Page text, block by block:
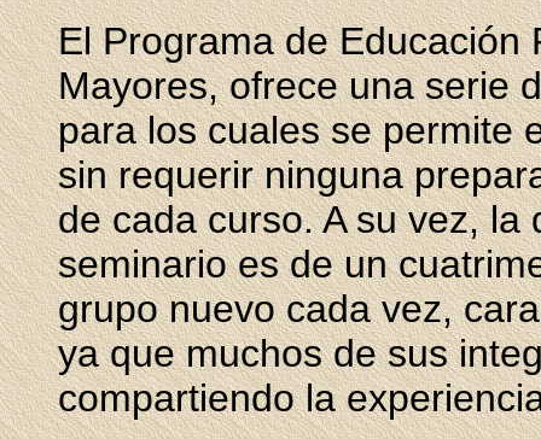
El Programa de Educación
Mayores, ofrece una serie
para los cuales se permite
sin requerir ninguna
de cada curso. A su vez,
seminario es de un
grupo nuevo cada vez,
ya que muchos de sus
compartiendo la